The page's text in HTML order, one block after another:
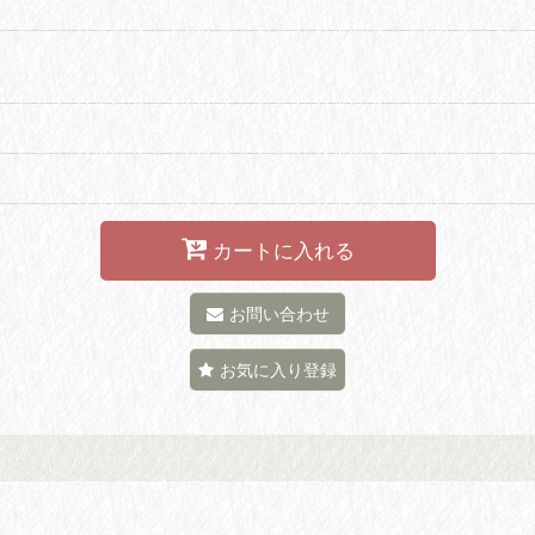
カートに入れる
お問い合わせ
お気に入り登録